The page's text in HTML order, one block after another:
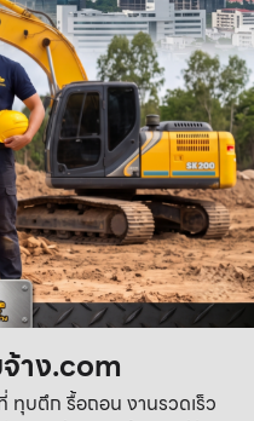
าง.com
ทุบตึก รื้อถอน งานรวดเร็ว